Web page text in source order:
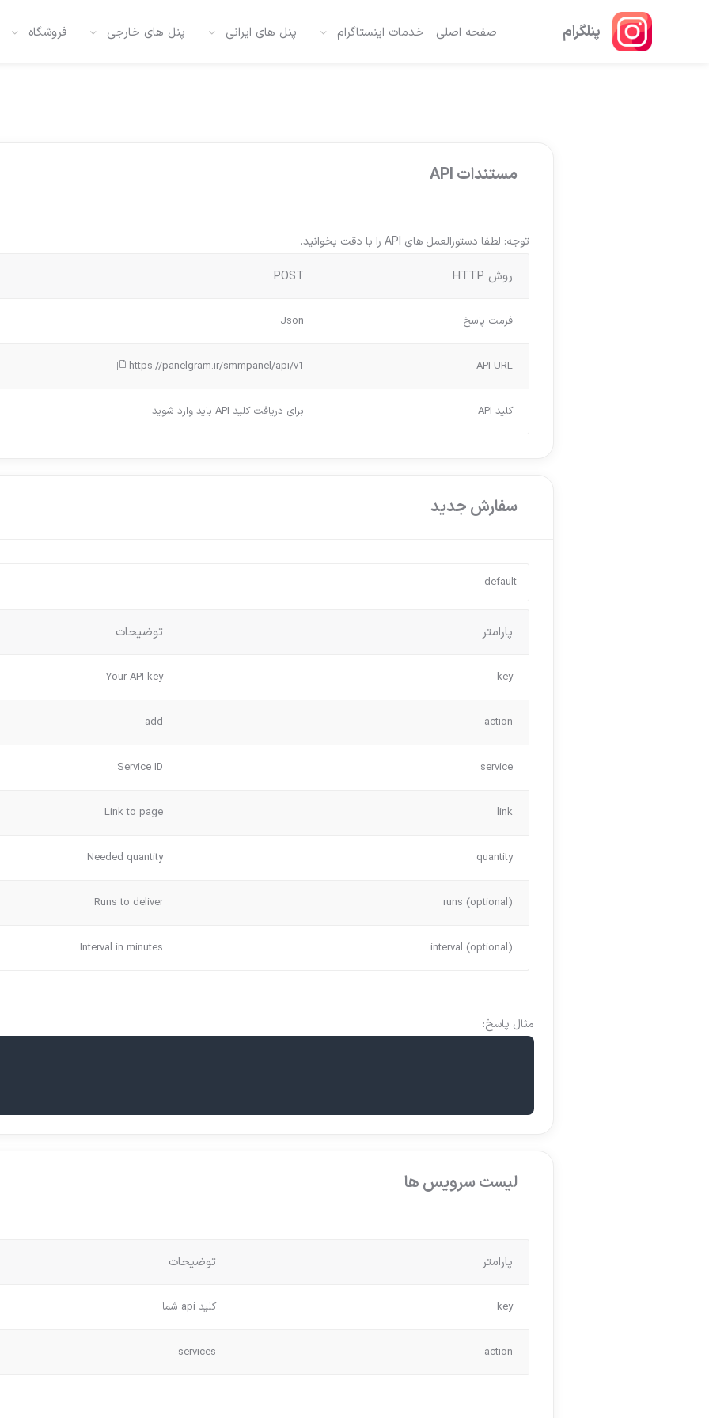
پنلگرام صفحه اصلی خدمات اینستاگرام پنل های ایرانی پنل های خارجی فروشگاه
مستندات API
توجه: لطفا دستورالعمل های API را با دقت بخوانید.
روش HTTP POST
فرمت پاسخ Json
API URL
https://panelgram.ir/smmpanel/api/v1
کلید API برای دریافت کلید API باید وارد شوید
سفارش جدید
پارامتر توضیحات
key
Your API key
action
add
service
Service ID
link
Link to page
quantity
Needed quantity
runs (optional)
Runs to deliver
interval (optional)
Interval in minutes
مثال پاسخ:
لیست سرویس ها
پارامتر توضیحات
key کلید api شما
action
services